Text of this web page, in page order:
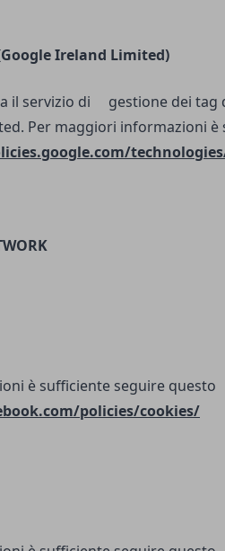
Ireland Limited)
il servizio di gestione dei tag
Per maggiori informazioni
è sufficiente seguire questo
policies/cookies/